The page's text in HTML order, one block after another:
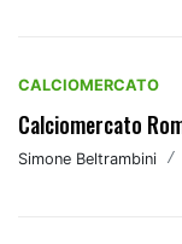
CALCIOMERCATO
Calciomercato
Simone Beltrambini /